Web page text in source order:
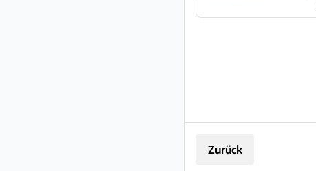
Zurück